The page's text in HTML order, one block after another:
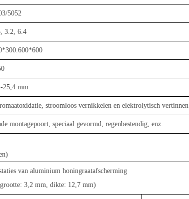
5052
3.2, 6.4
25,4 mm
stroomloos vernikkelen en elektrolytisch vertinnen
montagepoort, speciaal gevormd, regenbestendig, enz.
van aluminium honingraatafscherming
3,2 mm, dikte: 12,7 mm)